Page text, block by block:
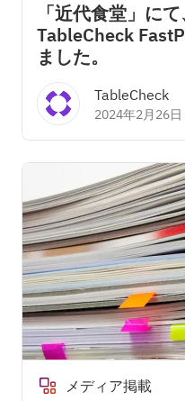
「近代食堂」に
TableCheck
ました。
TableCheck
2024年2月26日
メディア掲載